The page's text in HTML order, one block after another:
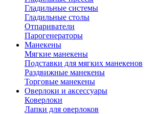
Гладильные системы
Гладильные столы
Отпариватели
Парогенераторы
Манекены
Мягкие манекены
Подставки для мягких манекенов
Раздвижные манекены
Торговые манекены
Оверлоки и аксессуары
Коверлоки
Лапки для оверлоков